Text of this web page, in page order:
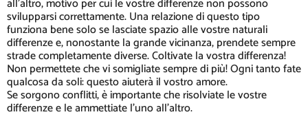
all'altro, motivo per cui le vostre differenze non possono
svilupparsi correttamente. Una relazione di questo tipo
funziona bene solo se lasciate spazio alle vostre naturali
differenze e, nonostante la grande vicinanza, prendete sempre
strade completamente diverse. Coltivate la vostra differenza!
Non permettete che vi somigliate sempre di più! Ogni tanto fate
qualcosa da soli: questo aiuterà il vostro amore.
Se sorgono conflitti, è importante che risolviate le vostre
differenze e le ammettiate l'uno all'altro.